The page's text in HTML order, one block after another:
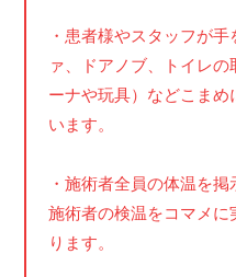
・患者様やスタッフが
ァ、ドアノブ、トイレ
ーナや玩具）などこま
います。
・施術者全員の体温を掲
施術者の検温をコマメ
ります。